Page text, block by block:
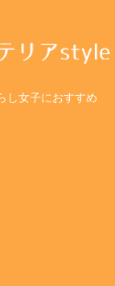
し女子におすすめ